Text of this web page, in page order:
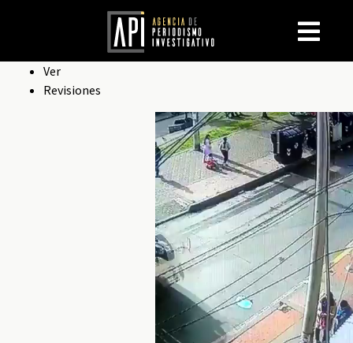
Solapas
Ver
Revisiones